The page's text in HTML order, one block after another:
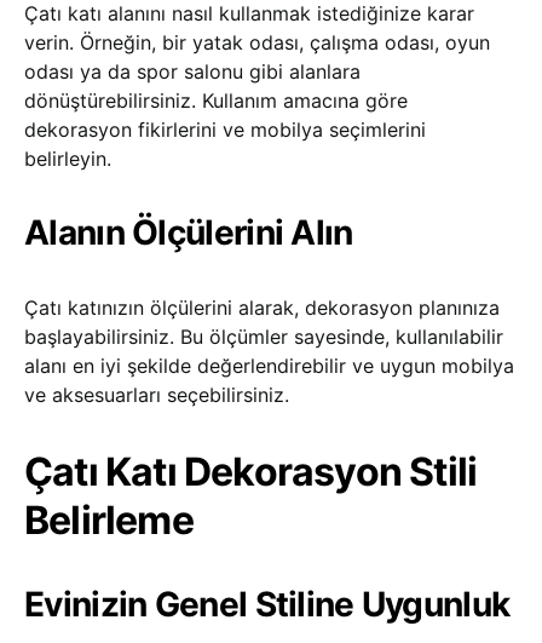
Çatı katı alanını nasıl kullanmak istediğinize karar
verin. Örneğin, bir yatak odası, çalışma odası, oyun
odası ya da spor salonu gibi alanlara
dönüştürebilirsiniz. Kullanım amacına göre
dekorasyon fikirlerini ve mobilya seçimlerini
belirleyin.
Alanın Ölçülerini Alın
Çatı katınızın ölçülerini alarak, dekorasyon planınıza
başlayabilirsiniz. Bu ölçümler sayesinde, kullanılabilir
alanı en iyi şekilde değerlendirebilir ve uygun mobilya
ve aksesuarları seçebilirsiniz.
Çatı Katı Dekorasyon Stili
Belirleme
Evinizin Genel Stiline Uygunluk